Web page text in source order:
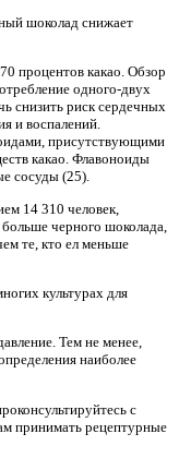
шоколад снижает
процентов какао. Обзор
одного-двух
снизить риск сердечных
и воспалений.
присутствующими
какао. Флавоноиды
сосуды (25).
14 310 человек,
черного шоколада,
те, кто ел меньше
культурах для
Тем не менее,
наиболее
с
принимать рецептурные